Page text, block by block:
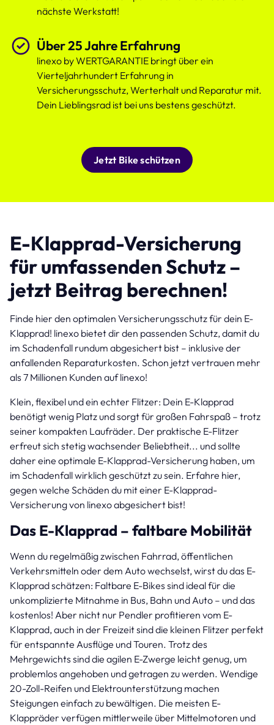
nächste Werkstatt!
Über 25 Jahre Erfahrung
linexo by WERTGARANTIE bringt über ein
Vierteljahrhundert Erfahrung in
Versicherungsschutz, Werterhalt und Reparatur mit.
Dein Lieblingsrad ist bei uns bestens geschützt.
Jetzt Bike schützen
E-Klapprad-Versicherung
für umfassenden Schutz –
jetzt Beitrag berechnen!
Finde hier den optimalen Versicherungsschutz für dein E-
Klapprad! linexo bietet dir den passenden Schutz, damit du
im Schadenfall rundum abgesichert bist – inklusive der
anfallenden Reparaturkosten. Schon jetzt vertrauen mehr
als 7 Millionen Kunden auf linexo!
Klein, flexibel und ein echter Flitzer: Dein E-Klapprad
benötigt wenig Platz und sorgt für großen Fahrspaß – trotz
seiner kompakten Laufräder. Der praktische E-Flitzer
erfreut sich stetig wachsender Beliebtheit... und sollte
daher eine optimale E-Klapprad-Versicherung haben, um
im Schadenfall wirklich geschützt zu sein. Erfahre hier,
gegen welche Schäden du mit einer E-Klapprad-
Versicherung von linexo abgesichert bist!
Das E-Klapprad – faltbare Mobilität
Wenn du regelmäßig zwischen Fahrrad, öffentlichen
Verkehrsmitteln oder dem Auto wechselst, wirst du das E-
Klapprad schätzen: Faltbare E-Bikes sind ideal für die
unkomplizierte Mitnahme in Bus, Bahn und Auto – und das
kostenlos! Aber nicht nur Pendler profitieren vom E-
Klapprad, auch in der Freizeit sind die kleinen Flitzer perfekt
für entspannte Ausflüge und Touren. Trotz des
Mehrgewichts sind die agilen E-Zwerge leicht genug, um
problemlos angehoben und getragen zu werden. Wendige
20-Zoll-Reifen und Elektrounterstützung machen
Steigungen einfach zu bewältigen. Die meisten E-
Klappräder verfügen mittlerweile über Mittelmotoren und